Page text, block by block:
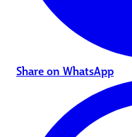
Share on WhatsApp